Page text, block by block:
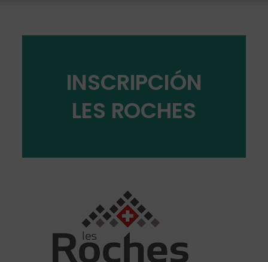
INSCRIPCIÓN
LES ROCHES